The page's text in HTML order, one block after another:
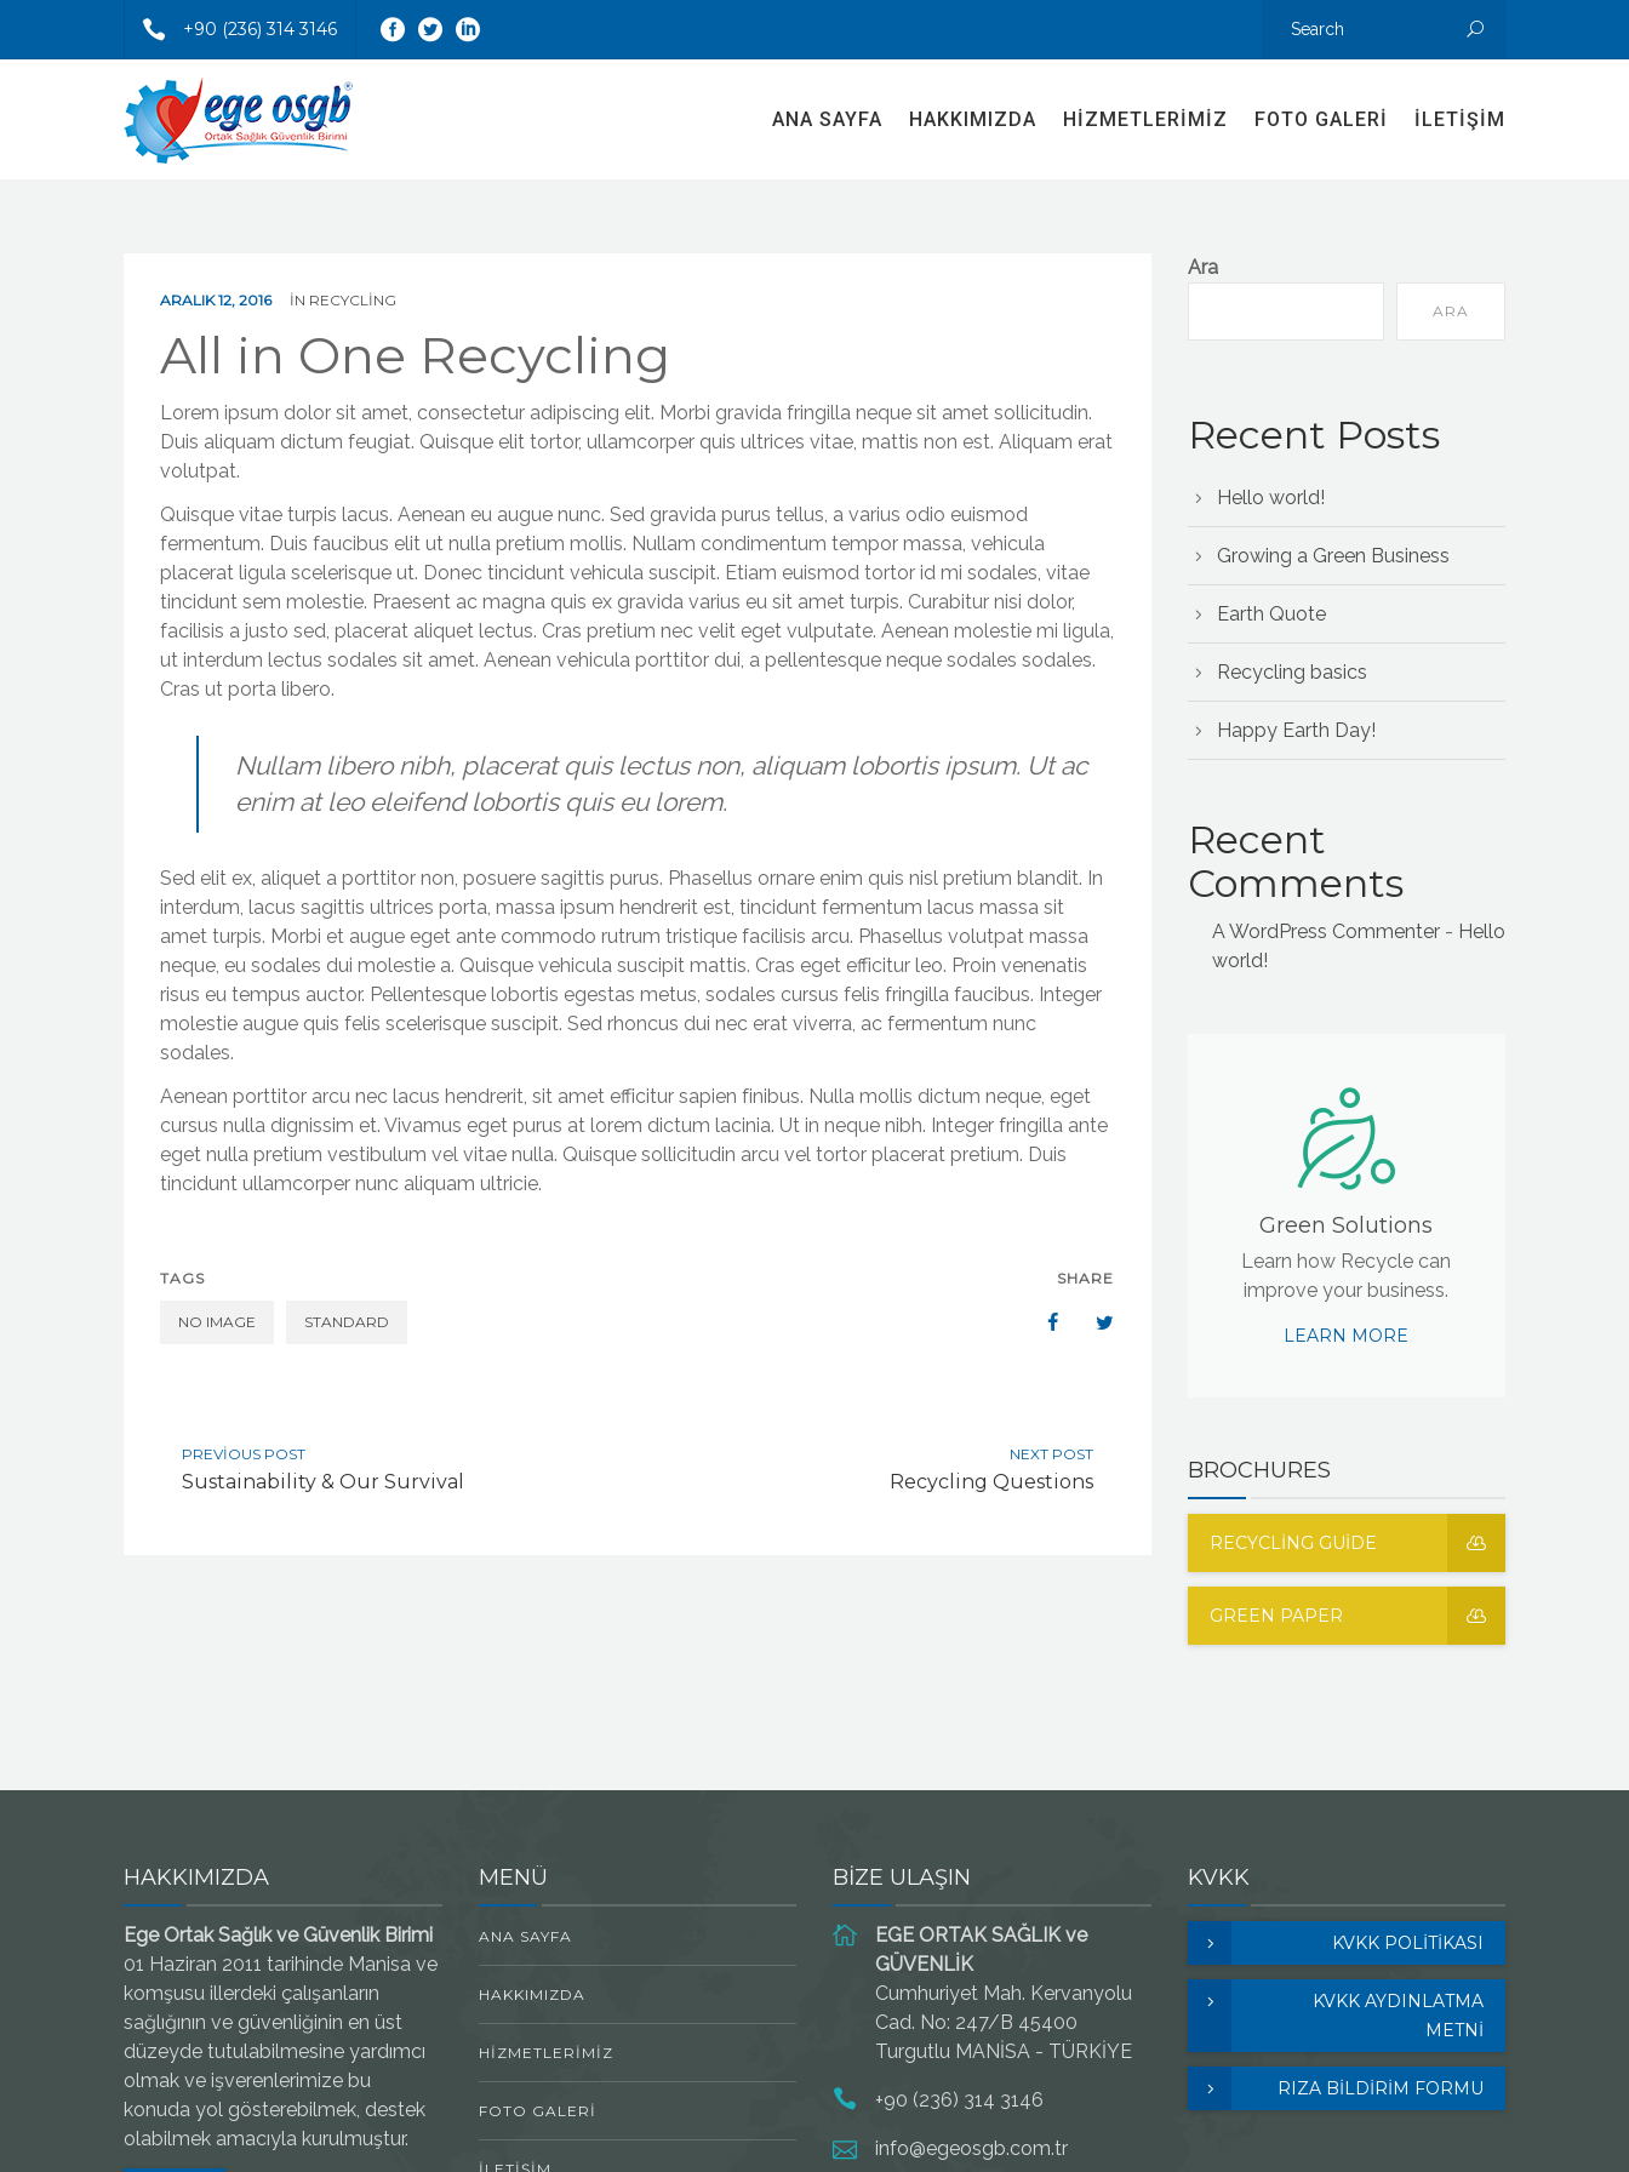
+90 (236) 314 3146
ANA SAYFA HAKKIMIZDA HIZMETLERIMIZ FOTO GALERI İLETIŞIM
ARALIK 12, 2016 IN RECYCLING
All in One Recycling
Lorem ipsum dolor sit amet, consectetur adipiscing elit. Morbi gravida fringilla neque sit amet sollicitudin.
Duis aliquam dictum feugiat. Quisque elit tortor, ullamcorper quis ultrices vitae, mattis non est. Aliquam erat
volutpat.
Quisque vitae turpis lacus. Aenean eu augue nunc. Sed gravida purus tellus, a varius odio euismod
fermentum. Duis faucibus elit ut nulla pretium mollis. Nullam condimentum tempor massa, vehicula
placerat ligula scelerisque ut. Donec tincidunt vehicula suscipit. Etiam euismod tortor id mi sodales, vitae
tincidunt sem molestie. Praesent ac magna quis ex gravida varius eu sit amet turpis. Curabitur nisi dolor,
facilisis a justo sed, placerat aliquet lectus. Cras pretium nec velit eget vulputate. Aenean molestie mi ligula,
ut interdum lectus sodales sit amet. Aenean vehicula porttitor dui, a pellentesque neque sodales sodales.
Cras ut porta libero.
Nullam libero nibh, placerat quis lectus non, aliquam lobortis ipsum. Ut ac
enim at leo eleifend lobortis quis eu lorem.
Sed elit ex, aliquet a porttitor non, posuere sagittis purus. Phasellus ornare enim quis nisl pretium blandit. In
interdum, lacus sagittis ultrices porta, massa ipsum hendrerit est, tincidunt fermentum lacus massa sit
amet turpis. Morbi et augue eget ante commodo rutrum tristique facilisis arcu. Phasellus volutpat massa
neque, eu sodales dui molestie a. Quisque vehicula suscipit mattis. Cras eget efficitur leo. Proin venenatis
risus eu tempus auctor. Pellentesque lobortis egestas metus, sodales cursus felis fringilla faucibus. Integer
molestie augue quis felis scelerisque suscipit. Sed rhoncus dui nec erat viverra, ac fermentum nunc
sodales.
Aenean porttitor arcu nec lacus hendrerit, sit amet efficitur sapien finibus. Nulla mollis dictum neque, eget
cursus nulla dignissim et. Vivamus eget purus at lorem dictum lacinia. Ut in neque nibh. Integer fringilla ante
eget nulla pretium vestibulum vel vitae nulla. Quisque sollicitudin arcu vel tortor placerat pretium. Duis
tincidunt ullamcorper nunc aliquam ultricie.
TAGS
NO IMAGE STANDARD
SHARE
PREVIOUS POST
Sustainability & Our Survival
NEXT POST
Recycling Questions
Ara
ARA
Recent Posts
Hello world!
Growing a Green Business
Earth Quote
Recycling basics
Happy Earth Day!
Recent
Comments
A WordPress Commenter- Hello
world!
Green Solutions
Learn how Recycle can
improve your business.
LEARN MORE
BROCHURES
RECYCLING GUIDE
GREEN PAPER
HAKKIMIZDA
Ege Ortak Sağlık ve Güvenlik Birimi
01 Haziran 2011 tarihinde Manisa ve
komşusu illerdeki çalışanların
sağlığının ve güvenliğinin en üst
düzeyde tutulabilmesine yardımcı
olmak ve işverenlerimize bu
konuda yol gösterebilmek, destek
olabilmek amacıyla kurulmuştur.
MENÜ
ANA SAYFA
HAKKIMIZDA
HIZMETLERIMIZ
FOTO GALERI
BİZE ULAŞIN
EGE ORTAK SAĞLIK ve
GÜVENLİK
Cumhuriyet Mah. Kervanyolu
Cad. No: 247/B 45400
Turgutlu MANİSA - TÜRKİYE
+90 (236) 314 3146
info@egeosgb.com.tr
KVKK
KVKK POLITIKASI
KVKK AYDINLATMA
METNİ
RIZA BİLDİRİM FORMU